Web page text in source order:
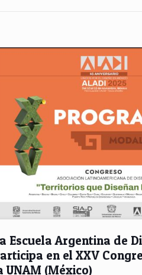
Escuela Argentina de
en el XXV
UNAM (México)